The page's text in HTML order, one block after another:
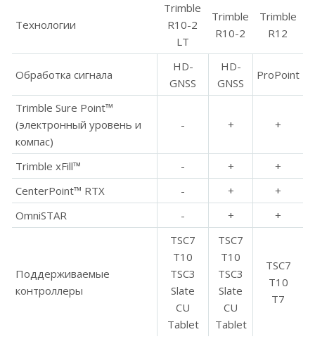
Технологии
Trimble
R10-2
LT
Trimble
R10-2
Trimble
R12
Обработка сигнала
HD-
GNSS
HD-
GNSS
ProPoint
Trimble Sure Point™
(электронный уровень и
компас)
- + +
Trimble xFill™ - +
+
CenterPoint™ RTX
- +
+
OmniSTAR
- + +
Поддерживаемые
контроллеры
TSC7
T10
TSC3
Slate
CU
Tablet
TSC7
T10
TSC3
Slate
CU
Tablet
TSC7
T10
T7